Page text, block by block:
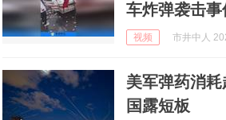
车炸弹袭击事
视频 市井中人
美军弹药消
国露短板